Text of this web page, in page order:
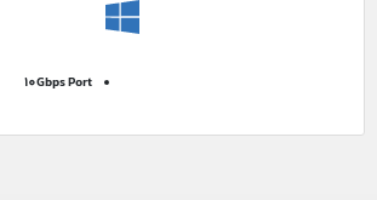
10GbpsPort